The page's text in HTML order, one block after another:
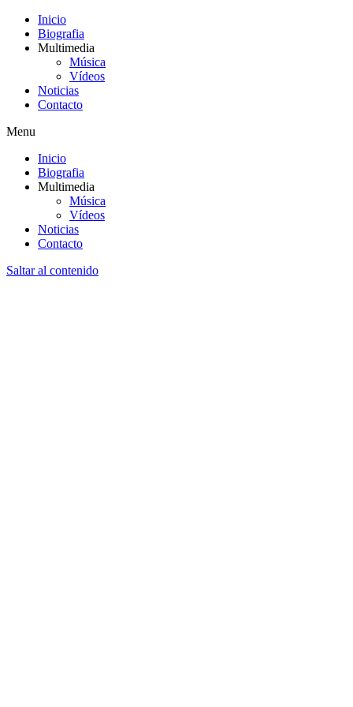
Inicio
Biografia
Multimedia
Música
Vídeos
Noticias
Contacto
Menu
Inicio
Biografia
Multimedia
Música
Vídeos
Noticias
Contacto
Saltar al contenido